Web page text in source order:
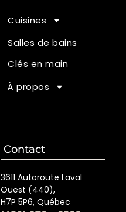
Cuisines
Salles de bains
Clés en main
À propos
Contact
3611 Autoroute Laval
Ouest (440),
H7P 5P6, Québec